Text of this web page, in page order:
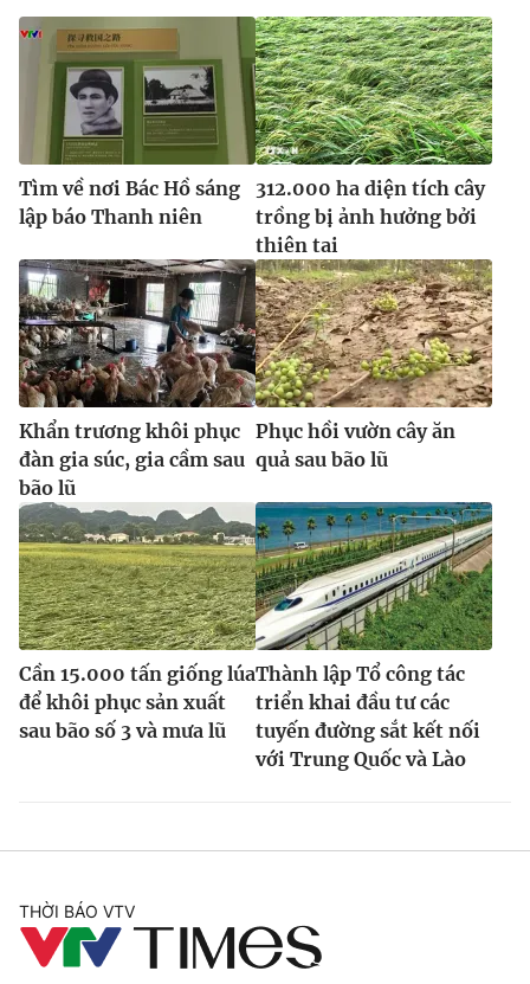
Ðiện thoại Thời báo VTV:024.66 897 897
Email:toasoan@vtv.vn
Liên hệ quảng cáo:
024-7300.7108
® Cấm sao chép dưới mọi hình thức nếu không có sự chấp
thuận bằng văn bản. Ghi rõ nguồn VTV.vn khi phát hành lại
thông tin từ website này.
Tìm về nơi Bác Hồ sáng
lập báo Thanh niên
312.000 ha diện tích cây
trồng bị ảnh hưởng bởi
thiên tai
Khẩn trương khôi phục
đàn gia súc, gia cầm sau
bão lũ
Phục hồi vườn cây ăn
quả sau bão lũ
Cần 15.000 tấn giống lúa
để khôi phục sản xuất
sau bão số 3 và mưa lũ
Thành lập Tổ công tác
triển khai đầu tư các
tuyến đường sắt kết nối
với Trung Quốc và Lào
THỜI BÁO VTV